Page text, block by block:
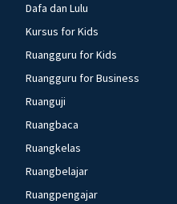
Dafa dan Lulu
Kursus for Kids
Ruangguru for Kids
Ruangguru for Business
Ruanguji
Ruangbaca
Ruangkelas
Ruangbelajar
Ruangpengajar